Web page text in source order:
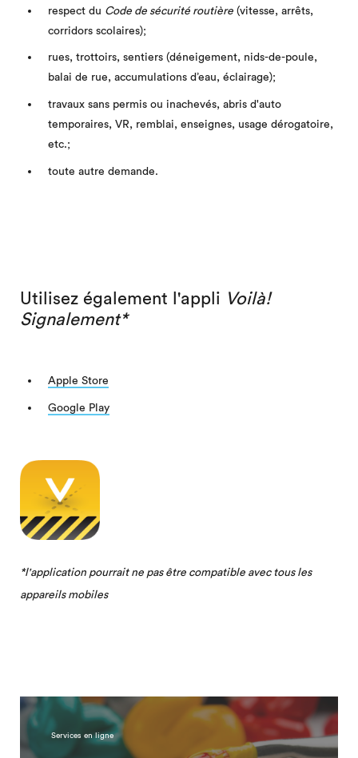
respect du Code de sécurité routière (vitesse, arrêts,
corridors scolaires);
rues, trottoirs, sentiers (déneigement, nids-de-poule,
balai de rue, accumulations d’eau, éclairage);
travaux sans permis ou inachevés, abris d'auto
temporaires, VR, remblai, enseignes, usage dérogatoire,
etc.;
toute autre demande.
Utilisez également l'appli Voilà!
Signalement*
Apple Store
Google Play
*l'application pourrait ne pas être compatible avec tous les
appareils mobiles
Services en ligne